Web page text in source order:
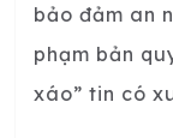
bảo đảm an
phạm bản
xáo” tin có